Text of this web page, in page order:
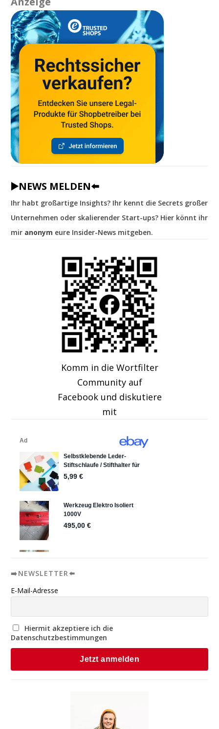
▶️NEWS MELDEN⬅️
Ihr habt großartige Insights? Ihr kennt die Secrets großer
Unternehmen oder skalierender Start-ups? Hier könnt ihr
mir anonym eure Insider-News mitgeben.
Komm in die Wortfilter
Community auf
Facebook und diskutiere
mit
➡️NEWSLETTER⬅️
E-Mail-Adresse
Hiermit akzeptiere ich die
Datenschutzbestimmungen